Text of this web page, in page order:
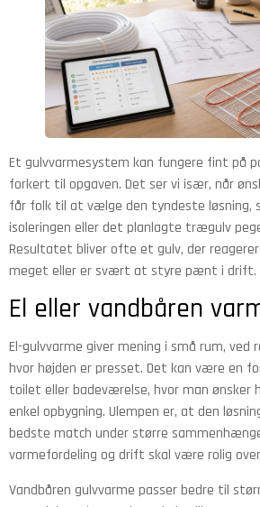
Et gulvvarmesystem kan fungere fint på
forkert til opgaven. Det ser vi især, når
får folk til at vælge den tyndeste løsning,
isoleringen eller det planlagte trægulv
Resultatet bliver ofte et gulv, der
meget eller er svært at styre pænt i drift.
El eller vandbåren
El-gulvvarme giver mening i små rum, ved
hvor højden er presset. Det kan være en
toilet eller badeværelse, hvor man ønsker
enkel opbygning. Ulempen er, at den
bedste match under større
varmefordeling og drift skal være rolig
Vandbåren gulvvarme passer bedre til